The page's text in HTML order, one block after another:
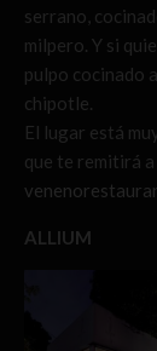
serrano,
milpero. Y si
pulpo cocinado
chipotle.
El lugar está
que te remitirá
ALLIUM